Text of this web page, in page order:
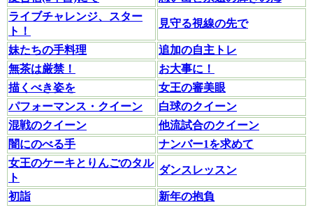
ライブチャレンジ、スター
ト！
見守る視線の先で
妹たちの手料理
追加の自主トレ
無茶は厳禁！
お大事に！
描くべき姿を
女王の審美眼
パフォーマンス・クイーン
白球のクイーン
混戦のクイーン
他流試合のクイーン
闇にのべる手
ナンバー1を求めて
女王のケーキとりんごのタル
ト
ダンスレッスン
初詣 新年の抱負